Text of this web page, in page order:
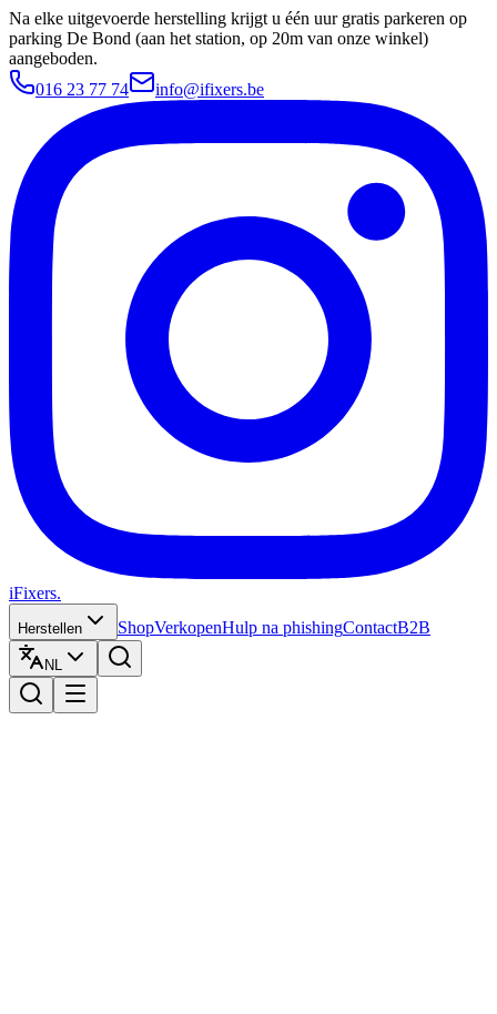
Na elke uitgevoerde herstelling krijgt u één uur gratis parkeren op
parking De Bond (aan het station, op 20m van onze winkel)
aangeboden.
016 23 77 74
info@ifixers.be
iFixers.
Herstellen ShopVerkopenHulp na phishingContactB2B
NL